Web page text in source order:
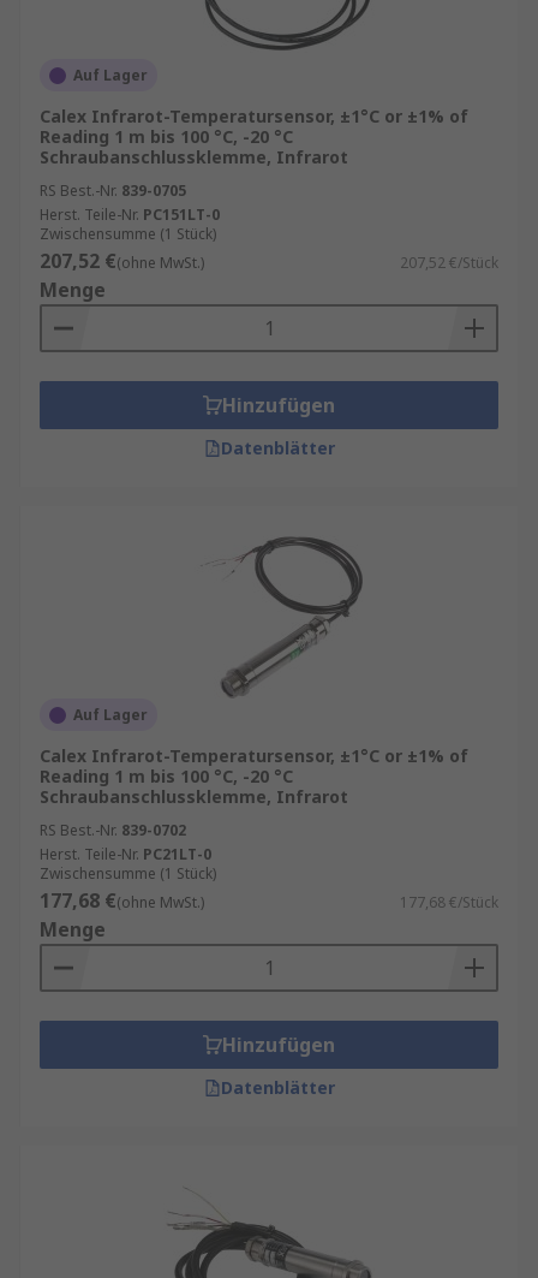
Auf Lager
Calex Infrarot-Temperatursensor, ±1°C or ±1% of
Reading 1 m bis 100 °C, -20 °C
Schraubanschlussklemme, Infrarot
RS Best.-Nr. 839-0705
Herst. Teile-Nr. PC151LT-0
Zwischensumme (1 Stück)
207,52 €(ohne MwSt.) 207,52 €/Stück
Menge
Hinzufügen
Datenblätter
Auf Lager
Calex Infrarot-Temperatursensor, ±1°C or ±1% of
Reading 1 m bis 100 °C, -20 °C
Schraubanschlussklemme, Infrarot
RS Best.-Nr. 839-0702
Herst. Teile-Nr. PC21LT-0
Zwischensumme (1 Stück)
177,68 €(ohne MwSt.) 177,68 €/Stück
Menge
Hinzufügen
Datenblätter